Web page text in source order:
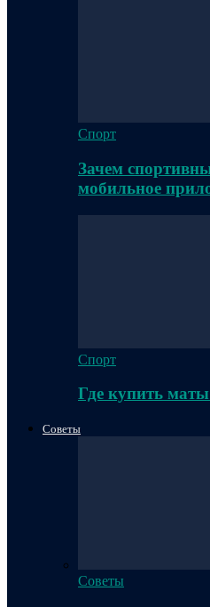
Спорт
Зачем
мобильное
Спорт
Где купить
Советы
Советы